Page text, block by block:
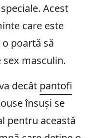
Acest
care este
poartă să
masculin.
decât pantofi
însuși se
pentru această